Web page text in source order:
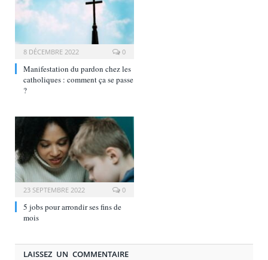
8 DÉCEMBRE 2022 0
Manifestation du pardon chez les
catholiques : comment ça se passe
?
23 SEPTEMBRE 2022 0
5 jobs pour arrondir ses fins de
mois
LAISSEZ UN COMMENTAIRE